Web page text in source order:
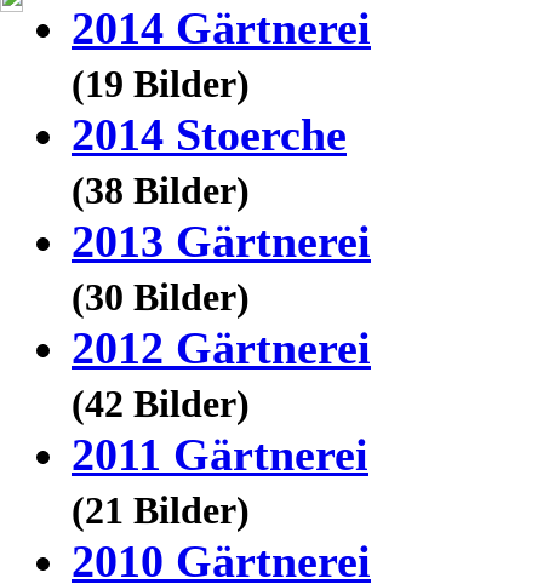
2014 Gärtnerei
(19 Bilder)
2014 Stoerche
(38 Bilder)
2013 Gärtnerei
(30 Bilder)
2012 Gärtnerei
(42 Bilder)
2011 Gärtnerei
(21 Bilder)
2010 Gärtnerei